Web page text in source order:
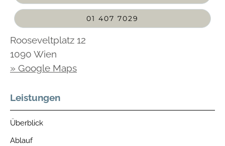
01 407 7029
Rooseveltplatz 12
1090 Wien
» Google Maps
Leistungen
Überblick
Ablauf